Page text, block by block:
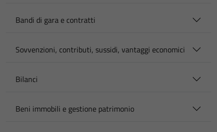
Bandi di gara e contratti
Sovvenzioni, contributi, sussidi, vantaggi economici
Bilanci
Beni immobili e gestione patrimonio